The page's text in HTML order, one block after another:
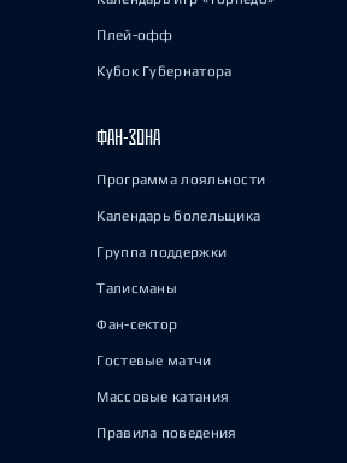
Плей-офф
Кубок Губернатора
ФАН-ЗОНА
Программа лояльности
Календарь болельщика
Группа поддержки
Талисманы
Фан-сектор
Гостевые матчи
Массовые катания
Правила поведения